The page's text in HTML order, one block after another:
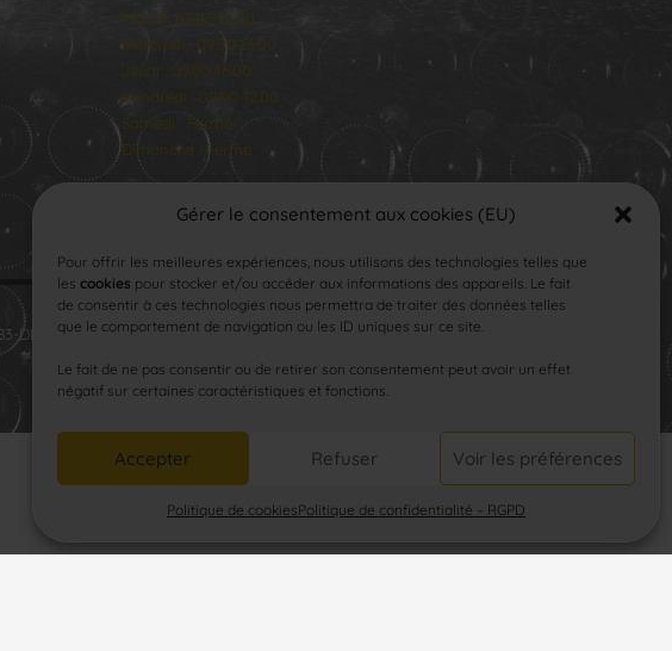
Gérer le consentement aux cookies (EU)
Pour offrir les meilleures expériences, nous utilisons des technologies telles que
les cookies pour stocker et/ou accéder aux informations des appareils. Le fait
de consentir à ces technologies nous permettra de traiter des données telles
que le comportement de navigation ou les ID uniques sur ce site.
Le fait de ne pas consentir ou de retirer son consentement peut avoir un effet
négatif sur certaines caractéristiques et fonctions.
Accepter Refuser Voir les préférences
Politique de cookiesPolitique de confidentialité – RGPD
Mardi : 09:00-16:00
Mercredi : 09:00-16:00
Jeudi : 09:00-16:00
Vendredi : 09:00-12:00
Samedi : Fermé
Dimanche : Fermé
DESIGN.